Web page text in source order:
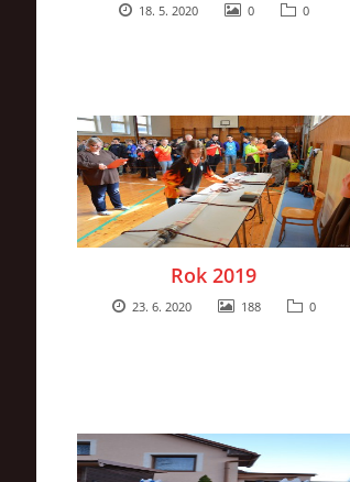
18. 5. 2020 0 0
Rok 2019
23. 6. 2020 188 0